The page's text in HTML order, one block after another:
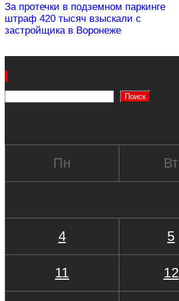
За протечки в подземном паркинге
штраф 420 тысяч взыскали с
застройщика в Воронеже
Поиск
Пн Вт
4 5
11 12